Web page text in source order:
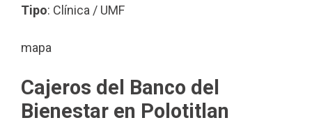
Tipo: Clínica / UMF
mapa
Cajeros del Banco del
Bienestar en Polotitlan